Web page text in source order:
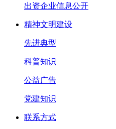
出资企业信息公开
精神文明建设
先进典型
科普知识
公益广告
党建知识
联系方式